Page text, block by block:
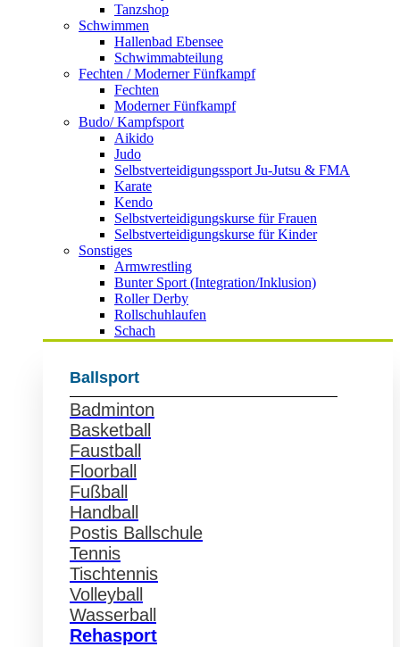
Tanzshop
Schwimmen
Hallenbad Ebensee
Schwimmabteilung
Fechten / Moderner Fünfkampf
Fechten
Moderner Fünfkampf
Budo/ Kampfsport
Aikido
Judo
Selbstverteidigungssport Ju-Jutsu & FMA
Karate
Kendo
Selbstverteidigungskurse für Frauen
Selbstverteidigungskurse für Kinder
Sonstiges
Armwrestling
Bunter Sport (Integration/Inklusion)
Roller Derby
Rollschuhlaufen
Schach
Ballsport
Badminton
Basketball
Faustball
Floorball
Fußball
Handball
Postis Ballschule
Tennis
Tischtennis
Volleyball
Wasserball
Rehasport